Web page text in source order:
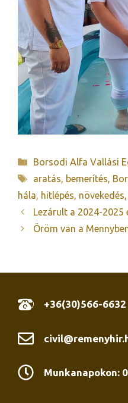
Kategória
Borsodi Alfa Vallási
Címkék
aratás, bemerítés,
hála, hitlépés, növekedés,
Lezárult a 2024-2025
Öröm van a
+36(30)566-6632
Munkanapokon: